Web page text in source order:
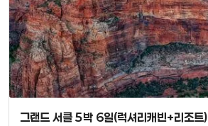
그랜드 서클 5박 6일(럭셔리캐빈+리조트)